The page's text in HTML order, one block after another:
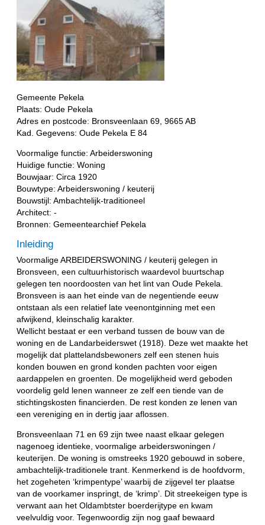
Gemeente Pekela
Plaats: Oude Pekela
Adres en postcode: Bronsveenlaan 69, 9665 AB
Kad. Gegevens: Oude Pekela E 84
Voormalige functie: Arbeiderswoning
Huidige functie: Woning
Bouwjaar: Circa 1920
Bouwtype: Arbeiderswoning / keuterij
Bouwstijl: Ambachtelijk-traditioneel
Architect: -
Bronnen: Gemeentearchief Pekela
Inleiding
Voormalige ARBEIDERSWONING / keuterij gelegen in
Bronsveen, een cultuurhistorisch waardevol buurtschap
gelegen ten noordoosten van het lint van Oude Pekela.
Bronsveen is aan het einde van de negentiende eeuw
ontstaan als een relatief late veenontginning met een
afwijkend, kleinschalig karakter.
Wellicht bestaat er een verband tussen de bouw van de
woning en de Landarbeiderswet (1918). Deze wet maakte het
mogelijk dat plattelandsbewoners zelf een stenen huis
konden bouwen en grond konden pachten voor eigen
aardappelen en groenten. De mogelijkheid werd geboden
voordelig geld lenen wanneer ze zelf een tiende van de
stichtingskosten financierden. De rest konden ze lenen van
een vereniging en in dertig jaar aflossen.
Bronsveenlaan 71 en 69 zijn twee naast elkaar gelegen
nagenoeg identieke, voormalige arbeiderswoningen /
keuterijen. De woning is omstreeks 1920 gebouwd in sobere,
ambachtelijk-traditionele trant. Kenmerkend is de hoofdvorm,
het zogeheten ‘krimpentype’ waarbij de zijgevel ter plaatse
van de voorkamer inspringt, de ‘krimp’. Dit streekeigen type is
verwant aan het Oldambtster boerderijtype en kwam
veelvuldig voor. Tegenwoordig zijn nog gaaf bewaard